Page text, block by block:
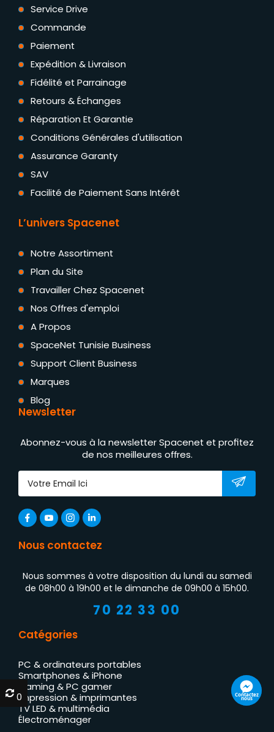
Service Drive
Commande
Paiement
Expédition & Livraison
Fidélité et Parrainage
Retours & Échanges
Réparation Et Garantie
Conditions Générales d'utilisation
Assurance Garanty
SAV
Facilité de Paiement Sans Intérêt
L’univers Spacenet
Notre Assortiment
Plan du Site
Travailler Chez Spacenet
Nos Offres d'emploi
A Propos
SpaceNet Tunisie Business
Support Client Business
Marques
Blog
Newsletter
Abonnez-vous à la newsletter Spacenet et profitez
de nos meilleures offres.
Nous contactez
Nous sommes à votre disposition du lundi au samedi
de 08h00 à 19h00 et le dimanche de 09h00 à 15h00.
70 22 33 00
Catégories
PC & ordinateurs portables
Smartphones & iPhone
Gaming & PC gamer
Impression & imprimantes
TV LED & multimédia
Électroménager
Contactez
nous
0
0